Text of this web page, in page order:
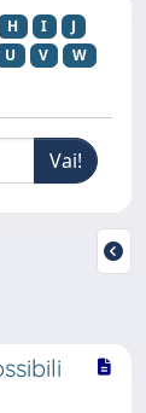
H I
J
U V
W